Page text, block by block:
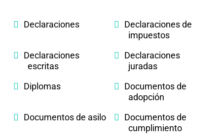
Declaraciones
Declaraciones de
impuestos
Declaraciones
escritas
Declaraciones
juradas
Diplomas
Documentos de
adopción
Documentos de asilo
Documentos de
cumplimiento